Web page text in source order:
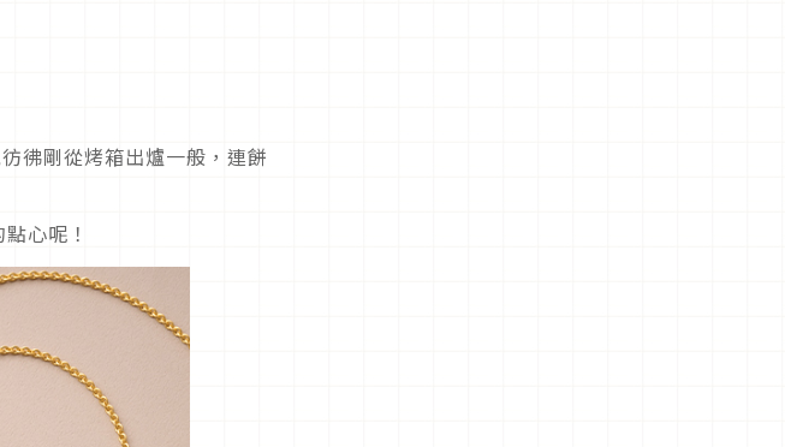
彿剛從烤箱出爐一般，連餅
心呢！